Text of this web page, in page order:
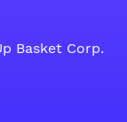
Basket Corp.